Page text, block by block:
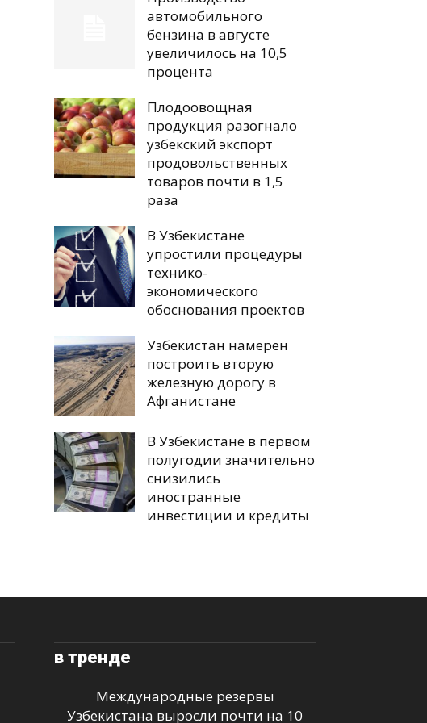
автомобильного
бензина в августе
увеличилось на 10,5
процента
Плодоовощная
продукция разогнало
узбекский экспорт
продовольственных
товаров почти в 1,5
раза
В Узбекистане
упростили процедуры
технико-
экономического
обоснования проектов
Узбекистан намерен
построить вторую
железную дорогу в
Афганистане
В Узбекистане в первом
полугодии значительно
снизились
иностранные
инвестиции и кредиты
в тренде
Международные резервы
Узбекистана выросли почти на 10